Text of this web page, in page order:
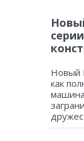
Новый
как